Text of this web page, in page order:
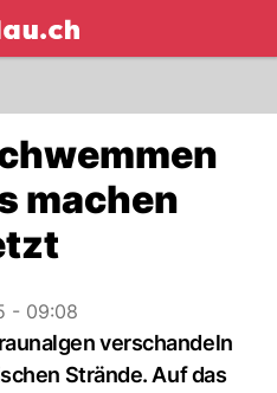
NAU.ch
machen
- 09:08
verschandeln
Strände. Auf das